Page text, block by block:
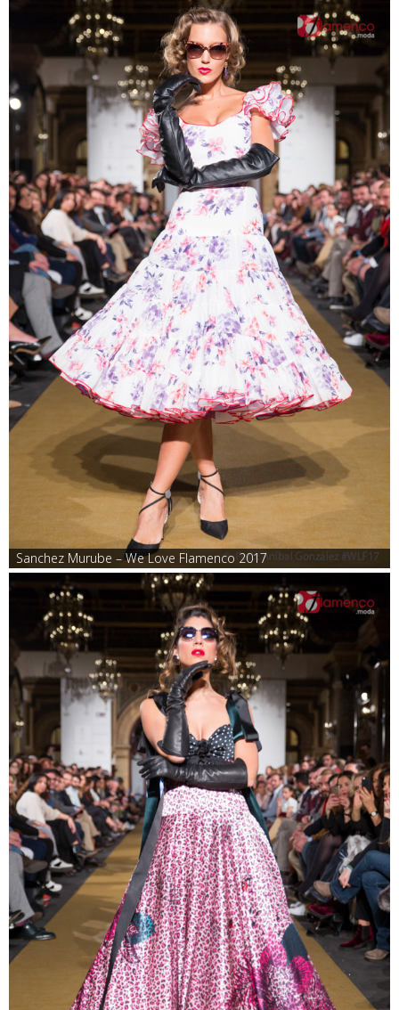
Sanchez Murube – We Love Flamenco 2017